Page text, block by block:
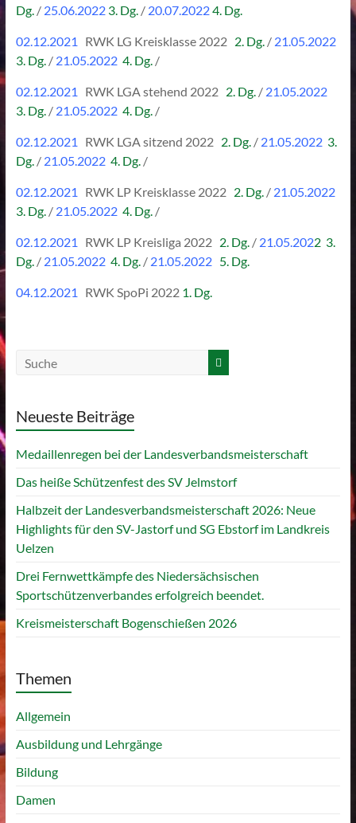
Dg./ 25.06.20223. Dg./ 20.07.20224. Dg.
02.12.2021 RWK LG Kreisklasse 2022 2. Dg./ 21.05.2022
3. Dg./ 21.05.20224. Dg./
02.12.2021 RWK LGA stehend 2022 2. Dg./ 21.05.2022
3. Dg./ 21.05.20224. Dg./
02.12.2021 RWK LGA sitzend 2022 2. Dg./ 21.05.20223.
Dg./ 21.05.20224. Dg./
02.12.2021 RWK LP Kreisklasse 2022 2. Dg./ 21.05.2022
3. Dg./ 21.05.20224. Dg./
02.12.2021 RWK LP Kreisliga 2022 2. Dg./ 21.05.2022 3.
Dg./ 21.05.20224. Dg./ 21.05.20225. Dg.
04.12.2021 RWK SpoPi 2022 1. Dg.
Neueste Beiträge
Medaillenregen bei der Landesverbandsmeisterschaft
Das heiße Schützenfest des SV Jelmstorf
Halbzeit der Landesverbandsmeisterschaft 2026: Neue
Highlights für den SV-Jastorf und SG Ebstorf im Landkreis
Uelzen
Drei Fernwettkämpfe des Niedersächsischen
Sportschützenverbandes erfolgreich beendet.
Kreismeisterschaft Bogenschießen 2026
Themen
Allgemein
Ausbildung und Lehrgänge
Bildung
Damen